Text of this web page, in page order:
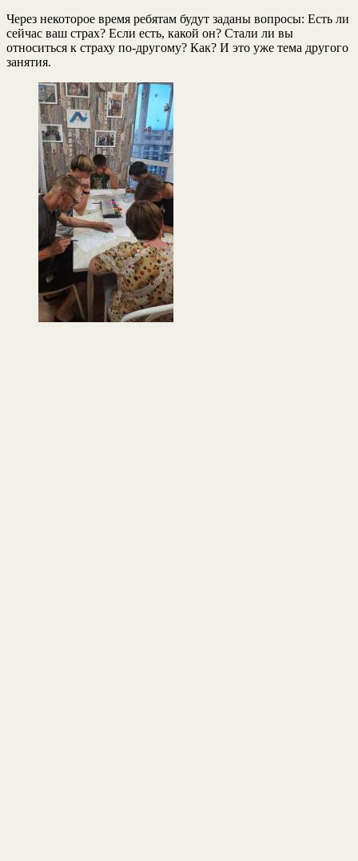
Через некоторое время ребятам будут заданы вопросы: Есть ли
сейчас ваш страх? Если есть, какой он? Стали ли вы
относиться к страху по-другому? Как? И это уже тема другого
занятия.